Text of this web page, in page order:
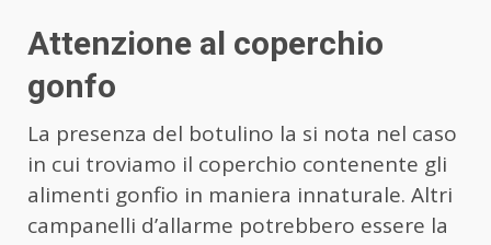
Attenzione al coperchio
gonfo
La presenza del botulino la si nota nel caso
in cui troviamo il coperchio contenente gli
alimenti gonfio in maniera innaturale. Altri
campanelli d’allarme potrebbero essere la